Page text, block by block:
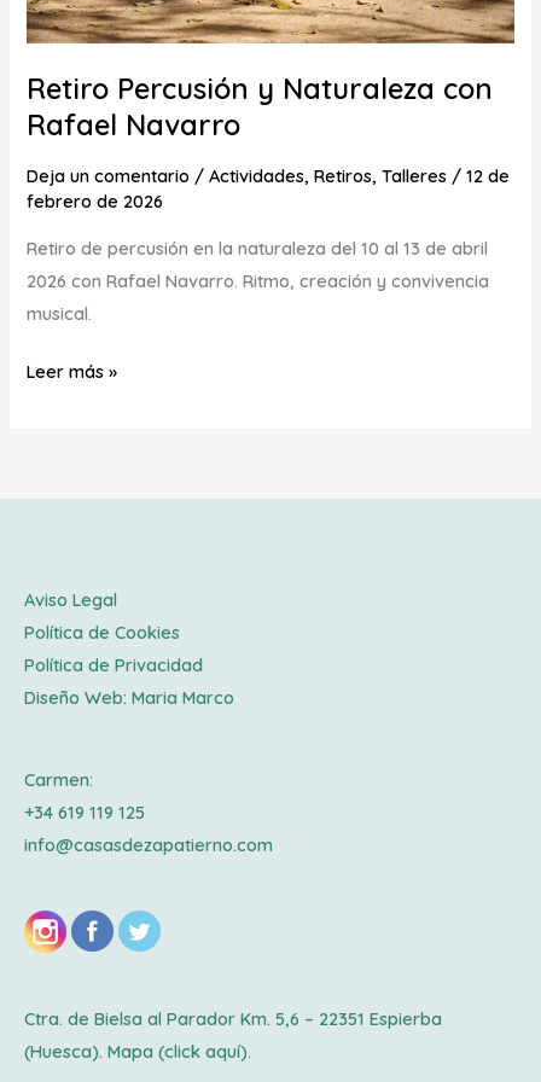
Retiro Percusión y Naturaleza con
Rafael Navarro
Deja un comentario /Actividades,Retiros,Talleres /12 de
febrero de 2026
Retiro de percusión en la naturaleza del 10 al 13 de abril
2026 con Rafael Navarro. Ritmo, creación y convivencia
musical.
Leer más »
Aviso Legal
Política de Cookies
Política de Privacidad
Diseño Web: Maria Marco
Carmen:
+34 619 119 125
info@casasdezapatierno.com
Ctra. de Bielsa al Parador Km. 5,6 – 22351 Espierba
(Huesca). Mapa (click aquí).